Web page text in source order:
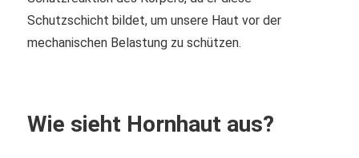
Schutzschicht bildet, um unsere Haut vor der
mechanischen Belastung zu schützen.
Wie sieht Hornhaut aus?